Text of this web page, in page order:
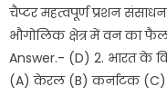
चैप्टर महत्वपूर्ण प्रशन
भौगोलिक क्षेत्र में वन का
Answer.- (D) 2. भारत के
(A) केरल (B) कर्नाटक